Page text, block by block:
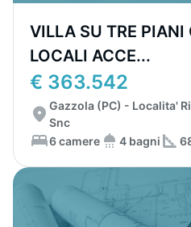
VILLA SU TRE PIANI
LOCALI ACCE...
€ 363.542
Gazzola (PC) - Localita'
Snc
6 camere
4 bagni